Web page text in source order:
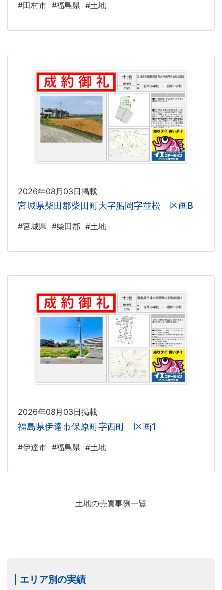
#田村市 #福島県 #土地
2026年08月03日掲載
宮城県柴田郡柴田町大字船岡字並松 区画B
#宮城県 #柴田郡 #土地
2026年08月03日掲載
福島県伊達市保原町字西町 区画1
#伊達市 #福島県 #土地
土地の売買事例一覧
エリア別の実績